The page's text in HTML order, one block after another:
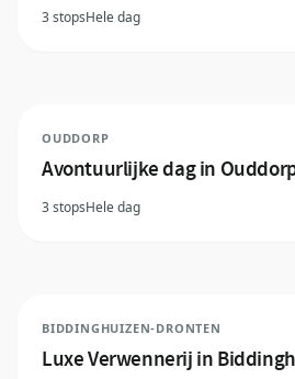
3 stopsHele dag
OUDDORP
Avontuurlijke dag in
3 stopsHele dag
BIDDINGHUIZEN-DRONTEN
Luxe Verwennerij in